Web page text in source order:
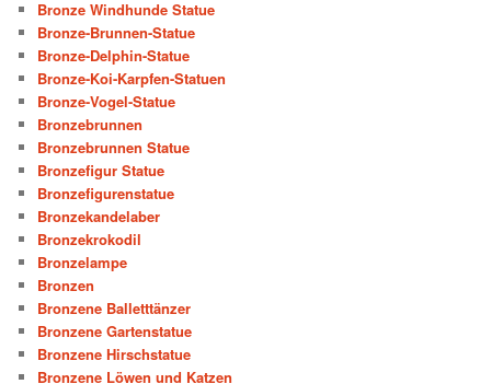
Bronze Windhunde Statue
Bronze-Brunnen-Statue
Bronze-Delphin-Statue
Bronze-Koi-Karpfen-Statuen
Bronze-Vogel-Statue
Bronzebrunnen
Bronzebrunnen Statue
Bronzefigur Statue
Bronzefigurenstatue
Bronzekandelaber
Bronzekrokodil
Bronzelampe
Bronzen
Bronzene Balletttänzer
Bronzene Gartenstatue
Bronzene Hirschstatue
Bronzene Löwen und Katzen